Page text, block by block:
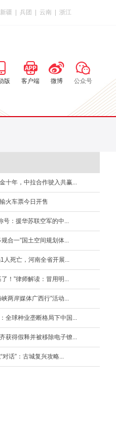
新疆 兵团 云南 浙江
版 客户端 微博 公众号
十年，中拉合作驶入共赢...
火车票今日开售
号：援华苏联空军的中...
合一”国土空间规划体...
人死亡，河南全省开展...
！”律师解读：冒用明...
两岸媒体广西行”活动...
全球种业垄断格局下中国...
获得假释并被移除电子镣...
对话”：古城复兴攻略...